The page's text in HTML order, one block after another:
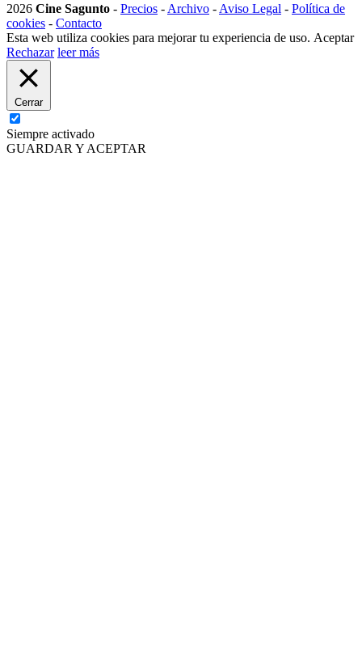
2026 Cine Sagunto - Precios - Archivo - Aviso Legal - Política de
cookies - Contacto
Esta web utiliza cookies para mejorar tu experiencia de uso. Aceptar
Rechazar leer más
Cerrar
Siempre activado
GUARDAR Y ACEPTAR